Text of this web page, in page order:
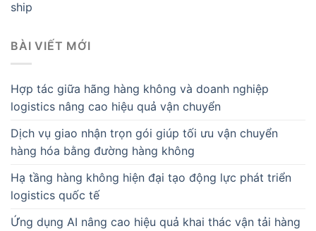
ship
BÀI VIẾT MỚI
Hợp tác giữa hãng hàng không và doanh nghiệp
logistics nâng cao hiệu quả vận chuyển
Dịch vụ giao nhận trọn gói giúp tối ưu vận chuyển
hàng hóa bằng đường hàng không
Hạ tầng hàng không hiện đại tạo động lực phát triển
logistics quốc tế
Ứng dụng AI nâng cao hiệu quả khai thác vận tải hàng